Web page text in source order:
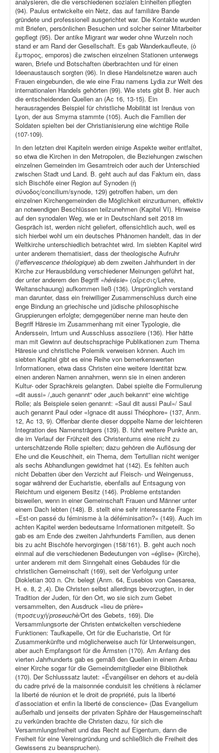
(94). Paulus entwickelte ein Netz, das auf familiäre Bande
gründete und professionell ausgerichtet war. Die Kontakte wurden
mit Briefen, persönlichen Besuchen und solcher seiner Mitarbeiter
gepflegt (95). Der antike Migrant war weder ohne Wurzeln noch
stand er am Rand der Gesellschaft. Es gab Wanderkaufleute, (ὁ
ἔμπορος, emporos) die zwischen einzelnen Stationen unterwegs
waren, Briefe und Botschaften überbrachten und für einen
Ideenaustausch sorgten (96). In diese Handelsnetze waren auch
Frauen eingebunden, die wie eine Frau namens Lydia zur Welt des
internationalen Handels gehörten (99). Wie stets gibt B. hier auch
die entscheidenden Quellen an (Ac 16, 13-15). Ein
herausragendes Beispiel für christliche Mobilität ist Irenäus von
Lyon, der aus Smyrna stammte (105). Auch die Familien der
Soldaten spielten bei der Christianisierung eine wichtige Rolle
(107-109).
In den letzten drei Kapiteln werden einige Aspekte weiter entfaltet,
so etwa die Kirchen in den Metropolen, die Beziehungen zwischen
einzelnen Gemeinden im Gesamtreich oder auch der Unterschied
zwischen Stadt und Land. B. geht auch auf das Faktum ein, dass
sich Bischöfe einer Region auf Synoden (ἡ
σύνοδος/concilium/synode, 129) getroffen haben, um den
einzelnen Kirchengemeinden die Möglichkeit einzuräumen, effektiv
an notwendigen Beschlüssen teilzunehmen (Kapitel VI). Hinweise
auf den synodalen Weg, wie er in Deutschland seit 2018 im
Gespräch ist, werden nicht geliefert, offensichtlich auch, weil es
sich hierbei wohl um ein deutsches Phänomen handelt, das in der
Weltkirche unterschiedlich betrachtet wird. Im siebten Kapitel wird
unter anderem thematisiert, dass der theologische Aufruhr
(l’effervescence théologique) ab dem zweiten Jahrhundert in der
Kirche zur Herausbildung verschiedener Meinungen geführt hat,
der unter anderem den Begriff «hérésie» (αἵρεσις/Lehre,
Weltanschauung) aufkommen ließ (136). Ursprünglich verstand
man darunter, dass ein freiwilliger Zusammenschluss durch eine
enge Bindung an griechische und jüdische philosophische
Gruppierungen erfolgte; demgegenüber nenne man heute den
Begriff Häresie im Zusammenhang mit einer Typologie, die
Anderssein, Irrtum und Ausschluss assoziiere (136). Hier hätte
man mit Gewinn auf deutschsprachige Publikationen zum Thema
Häresie und christliche Polemik verweisen können. Auch im
siebten Kapitel gibt es eine Reihe von bemerkenswerten
Informationen, etwa dass Christen eine weitere Identität bzw.
einen anderen Namen annahmen, wenn sie in einen anderen
Kultur- oder Sprachkreis gelangten. Dabei spielte die Formulierung
«dit aussi» /„auch genannt“ oder „auch bekannt“ eine wichtige
Rolle; als Beispiele seien genannt: «Saul dit aussi Paul»/ Saul
auch genannt Paul oder «Ignace dit aussi Théophore» (137, Anm.
12, Ac 13, 9). Offenbar diente dieser doppelte Name der leichteren
Integration des Namensträgers (139). B. führt weitere Punkte an,
die im Verlauf der Frühzeit des Christentums eine nicht zu
unterschätzende Rolle spielten; dazu gehören die Auflösung der
Ehe und die Keuschheit, ein Thema, dem Tertullian nicht weniger
als sechs Abhandlungen gewidmet hat (142). Es fehlten auch
nicht Debatten über den Verzicht auf Fleisch- und Weingenuss,
sogar während der Eucharistie, ebenfalls auf Entsagung von
Reichtum und eigenem Besitz (146). Probleme entstanden
bisweilen, wenn in einer Gemeinschaft Frauen und Männer unter
einem Dach lebten (148). B. stellt eine sehr interessante Frage:
«Est-on passé du féminisme à la déféminisation?» (149). Auch im
achten Kapitel werden bedeutsame Informationen mitgeteilt. So
gab es am Ende des zweiten Jahrhunderts Familien, aus denen
bis zu acht Bischöfe hervorgingen (158/161). B. geht auch noch
einmal auf die verschiedenen Bedeutungen von «église» (Kirche),
unter anderem mit dem Sinngehalt eines Gebäudes für die
christlichen Gemeinschaft (169), seit der Verfolgung unter
Diokletian 303 n. Chr. belegt (Anm. 64, Eusebios von Caesarea,
H. e. 8, 2 ,4). Die Christen selbst allerdings bevorzugten, in der
Tradition der Juden, für den Ort, wo sie sich zum Gebet
versammelten, den Ausdruck «lieu de prière»
(προσευχή/proseuchè/Ort des Gebets, 169). Die
Versammlungsorte der Christen entwickelten verschiedene
Funktionen: Taufkapelle, Ort für die Eucharistie, Ort für
Zusammenkünfte und möglicherweise auch für Unterweisungen,
aber auch Empfangsort für die Ärmsten (170). Am Anfang des
vierten Jahrhunderts gab es gemäß den Quellen in einem Anbau
einer Kirche sogar für die Gemeindemitglieder eine Bibliothek
(170). Der Schlusssatz lautet: «Évangéliser en dehors et au-delà
du cadre privé de la maisonnée conduisit les chrétiens à réclamer
la liberté de réunion et le droit de propriété, puis la liberté
d’association et enfin la liberté de conscience» (Das Evangelium
außerhalb und jenseits der privaten Sphäre der Hausgemeinschaft
zu verkünden brachte die Christen dazu, für sich die
Versammlungsfreiheit und das Recht auf Eigentum, dann die
Freiheit für eine Vereinsgründung und schließlich die Freiheit des
Gewissens zu beanspruchen).